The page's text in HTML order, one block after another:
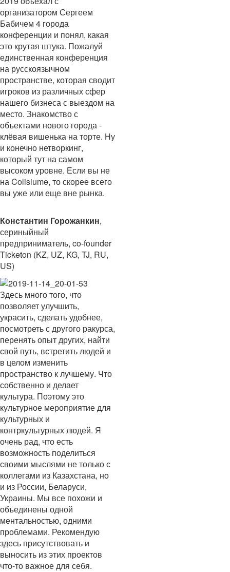
организатором Сергеем
Бабичем 4 города
конференции и понял, какая
это крутая штука. Пожалуй
единственная конференция
на русскоязычном
пространстве, которая сводит
игроков из различных сфер
нашего бизнеса с выездом на
место. Знакомство с
объектами нового города -
клёвая вишенька на торте. Ну
и конечно нетворкинг,
который тут на самом
высоком уровне. Если вы не
на Colisiume, то скорее всего
вы уже или еще вне рынка.
Константин Горожанкин,
сериныйный
предприниматель, co-founder
Ticketon (KZ, UZ, KG, TJ, RU,
US)
Здесь много того, что
позволяет улучшить,
украсить, сделать удобнее,
посмотреть с другого ракурса,
перенять опыт других, найти
свой путь, встретить людей и
в целом изменить
пространство к лучшему. Что
собственно и делает
культура. Поэтому это
культурное мероприятие для
культурных и
контркультурных людей. Я
очень рад, что есть
возможность поделиться
своими мыслями не только с
коллегами из Казахстана, но
и из России, Беларуси,
Украины. Мы все похожи и
объединены одной
ментальностью, одними
проблемами. Рекомендую
здесь присутствовать и
выносить из этих проектов
что-то важное для себя.